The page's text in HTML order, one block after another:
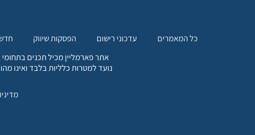
כל המאמרים עדכוני רישום הפסקות שיווק
אתר פארמליין מכיל תכנים
נועד למטרות כלליות בלבד ואינו